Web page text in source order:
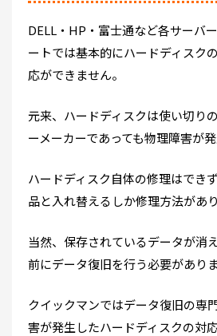
DELL・HP・富士通など各サーバ
ートでは基本的にハードディスク
応ができません。
元来、ハードディスクは使い切り
ーメーカーであっても物理障害が発
ハードディスク自体の修理はでき
品と入れ替えるしか修理方法があ
当然、保存されているデータが消
前にデータ復旧を行う必要がありま
クイックマンではデータ復旧の専
害が発生したハードディスクの対